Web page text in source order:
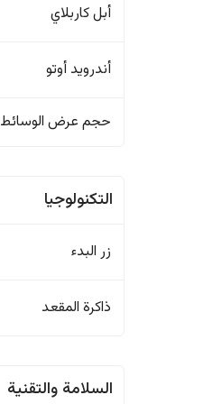
أبل كاربلاي
أندرويد أوتو
حجم عرض الوسائط
التكنولوجيا
زر البدء
ذاكرة المقعد
السلامة والتقنية